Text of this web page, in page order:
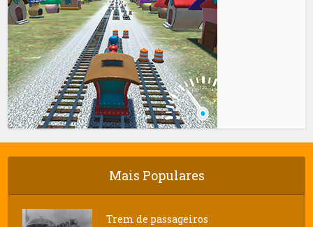
Mais Populares
Trem de passageiros